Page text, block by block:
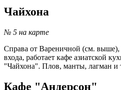
Чайхона
№ 5 на карте
Справа от Вареничной (см.
входа, работает кафе азиатской
"Чайхона". Плов, манты, лагман и
Кафе "Андерсон"